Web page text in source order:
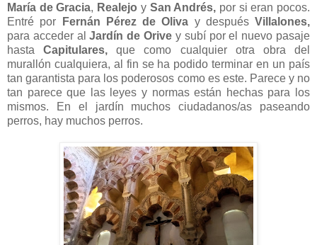
María de Gracia, Realejo y San Andrés, por si eran pocos.
Entré por
Fernán Pérez de Oliva y después Villalones,
para acceder alJardín de Orive y subí por el nuevo pasaje
hastaCapitulares, que como cualquier otra obra del
murallón cualquiera, al fin se ha podido terminar en un país
tan garantista para los poderosos como es este. Parece y no
tan parece que las leyes y normas están hechas para los
mismos. En el jardín muchos ciudadanos/as paseando
perros, hay muchos perros.